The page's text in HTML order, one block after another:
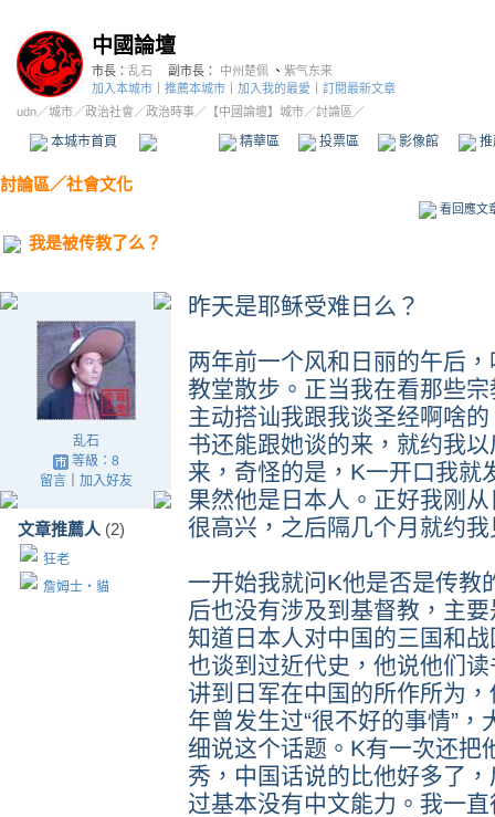
中國論壇
市長： 乱石 副市長： 中州楚佩 、 紫气东来
加入本城市
推薦本城市 加入我的最愛
訂閱最新文章
udn／城市／政治社會 ／政治時事／ 【中國論壇】城市／討論區／
本城市首頁 精華區 投票區 影像館
討論區／社會文化
看回應文
我是被传教了么？
乱石
等級：8
留言｜ 加入好友
文章推薦人 (2)
狂老
詹姆士‧貓
昨天是耶稣受难日么？
两年前一个风和日丽的午后
教堂散步。正当我在看那些
主动搭讪我跟我谈圣经啊啥
书还能跟她谈的来，就约我
来，奇怪的是，K一开口我就
果然他是日本人。正好我刚
很高兴，之后隔几个月就约
一开始我就问K他是否是传教
后也没有涉及到基督教，主
知道日本人对中国的三国和
也谈到过近代史，他说他们
讲到日军在中国的所作所为
年曾发生过“很不好的事情”
细说这个话题。K有一次还把
秀，中国话说的比他好多了
过基本没有中文能力。我一